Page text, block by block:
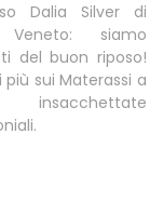
Dalia Silver di
Veneto: siamo
del buon riposo!
più sui Materassi a